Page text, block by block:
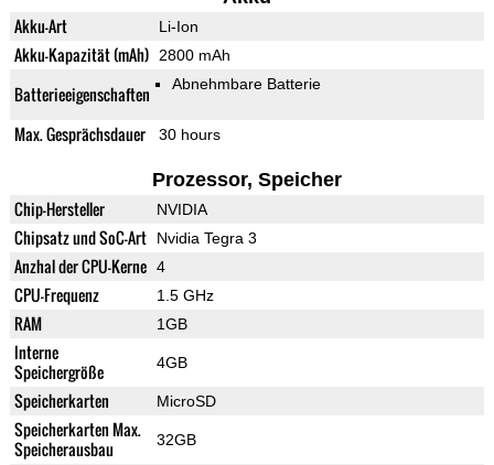
Akku-Art Li-Ion
Akku-Kapazität (mAh) 2800 mAh
Batterieeigenschaften Abnehmbare Batterie
Max. Gesprächsdauer 30 hours
Prozessor, Speicher
Chip-Hersteller NVIDIA
Chipsatz und SoC-Art Nvidia Tegra 3
Anzhal der CPU-Kerne 4
CPU-Frequenz 1.5 GHz
RAM 1GB
Interne
Speichergröße
4GB
Speicherkarten MicroSD
Speicherkarten Max.
Speicherausbau
32GB